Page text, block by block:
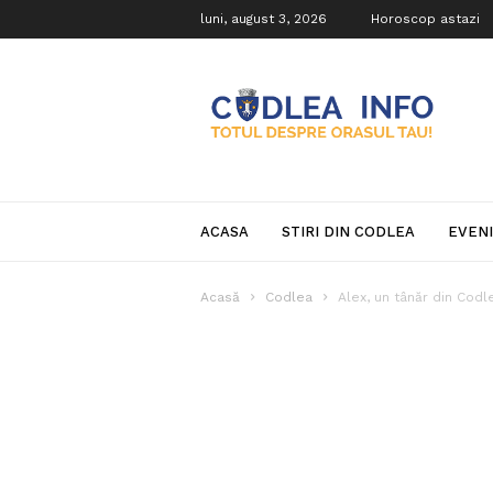
luni, august 3, 2026 Horoscop astazi
Info
ACASA STIRI DIN CODLEA
Acasă Codlea Alex, un tânăr din